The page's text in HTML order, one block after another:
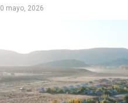
mayo, 2026